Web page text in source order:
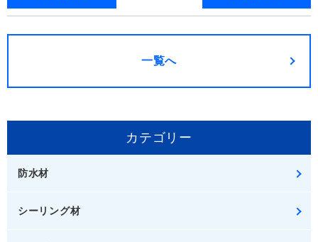
一覧へ
カテゴリー
防水材
シーリング材